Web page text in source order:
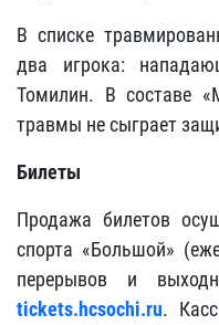
В списке
два игрока:
Томилин. В составе
травмы не сыграет
Билеты
Продажа билетов
спорта «Большой»
перерывов и
tickets.hcsochi.ru.